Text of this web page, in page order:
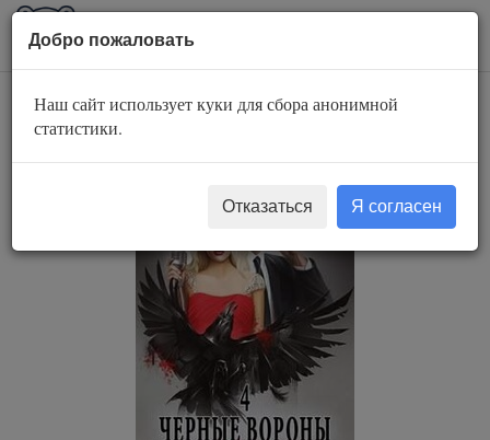
AuBook.org
Петля
Добро пожаловать
Наш сайт использует куки для сбора анонимной
статистики.
Отказаться Я согласен